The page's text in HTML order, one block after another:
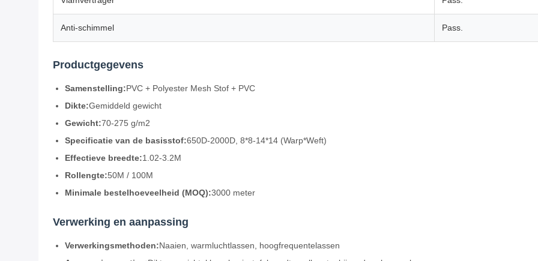
Anti-schimmel Pass.
Productgegevens
Samenstelling:PVC + Polyester Mesh Stof + PVC
Dikte:Gemiddeld gewicht
Gewicht:70-275 g/m2
Specificatie van de basisstof:650D-2000D, 8*8-14*14 (Warp*Weft)
Effectieve breedte:1.02-3.2M
Rollengte:50M / 100M
Minimale bestelhoeveelheid (MOQ):3000 meter
Verwerking en aanpassing
Verwerkingsmethoden:Naaien, warmluchtlassen, hoogfrequentelassen